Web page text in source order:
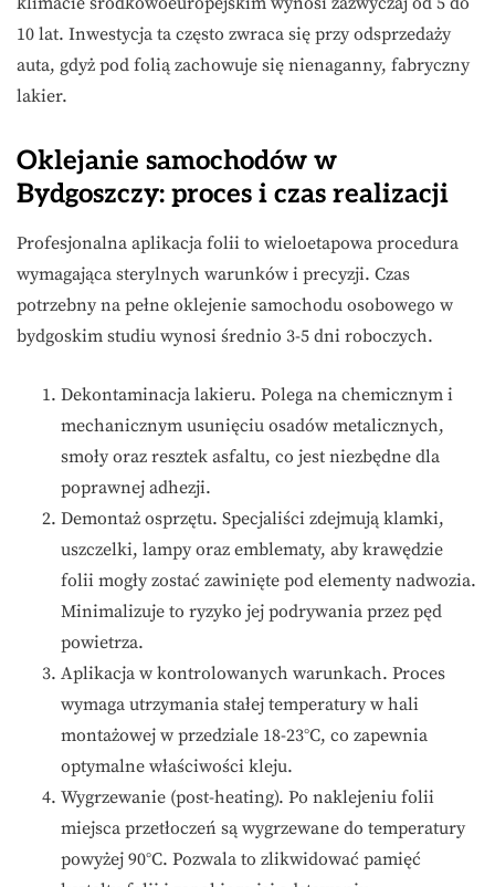
10 lat. Inwestycja ta często zwraca się przy odsprzedaży
auta, gdyż pod folią zachowuje się nienaganny, fabryczny
lakier.
Oklejanie samochodów w
Bydgoszczy: proces i czas realizacji
Profesjonalna aplikacja folii to wieloetapowa procedura
wymagająca sterylnych warunków i precyzji. Czas
potrzebny na pełne oklejenie samochodu osobowego w
bydgoskim studiu wynosi średnio 3-5 dni roboczych.
Dekontaminacja lakieru. Polega na chemicznym i
mechanicznym usunięciu osadów metalicznych,
smoły oraz resztek asfaltu, co jest niezbędne dla
poprawnej adhezji.
Demontaż osprzętu. Specjaliści zdejmują klamki,
uszczelki, lampy oraz emblematy, aby krawędzie
folii mogły zostać zawinięte pod elementy nadwozia.
Minimalizuje to ryzyko jej podrywania przez pęd
powietrza.
Aplikacja w kontrolowanych warunkach. Proces
wymaga utrzymania stałej temperatury w hali
montażowej w przedziale 18-23°C, co zapewnia
optymalne właściwości kleju.
Wygrzewanie (post-heating). Po naklejeniu folii
miejsca przetłoczeń są wygrzewane do temperatury
powyżej 90°C. Pozwala to zlikwidować pamięć